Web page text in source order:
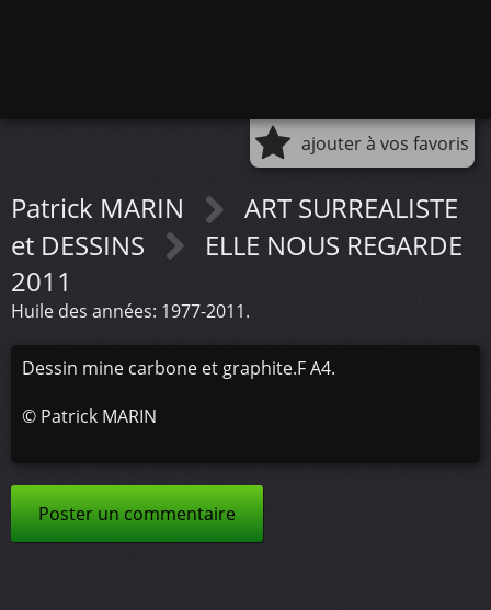
ajouter à vos favoris
Patrick MARIN
ART SURREALISTE
et DESSINS
ELLE NOUS REGARDE
2011
Huile des années: 1977-2011.
Dessin mine carbone et graphite.F A4.
© Patrick MARIN
Poster un commentaire